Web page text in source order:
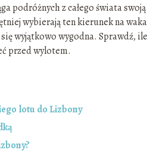
podróżnych z całego świata
wybierają ten kierunek na
wyjątkowo wygodna. Sprawdź,
przed wylotem.
lotu do Lizbony